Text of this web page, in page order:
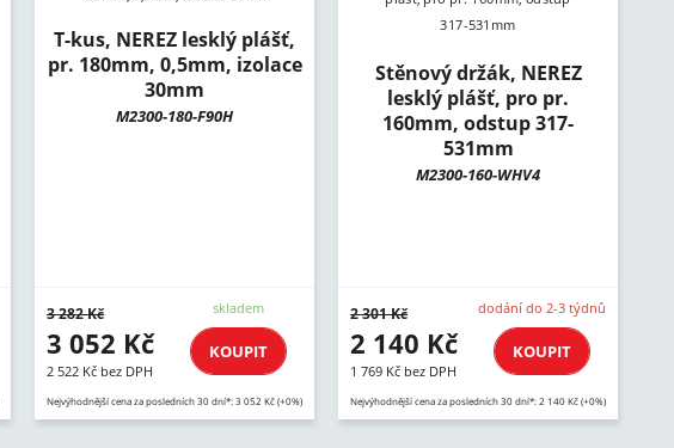
T-kus, NEREZ lesklý plášť,
pr. 180mm, 0,5mm, izolace
30mm
M2300-180-F90H
3 282 Kč
3 052 Kč
2 522 Kč bez DPH
skladem
KOUPIT
Nejvýhodnější cena za posledních 30 dní*: 3 052 Kč (+0%)
Stěnový držák, NEREZ
lesklý plášť, pro pr.
160mm, odstup 317-
531mm
M2300-160-WHV4
2 301 Kč
2 140 Kč
1 769 Kč bez DPH
dodání do 2-3 týdnů
KOUPIT
Nejvýhodnější cena za posledních 30 dní*: 2 140 Kč (+0%)